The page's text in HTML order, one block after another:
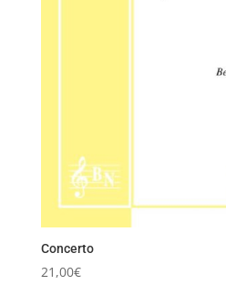
Concerto
21,00€